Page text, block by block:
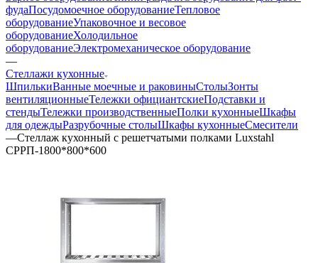
фудаПосудомоечное оборудованиеТепловое
оборудованиеУпаковочное и весовое
оборудованиеХолодильное
оборудованиеЭлектромеханическое оборудование
—
Стеллажи кухонные
ШпилькиВанные моечные и раковиныСтолыЗонты
вентиляционныеТележки официантскиеПодставки и
стендыТележки производственныеПолки кухонныеШкафы
для одеждыРазрубочные столыШкафы кухонныеСмесители
—Стеллаж кухонный с решетчатыми полками Luxstahl
СРРП-1800*800*600